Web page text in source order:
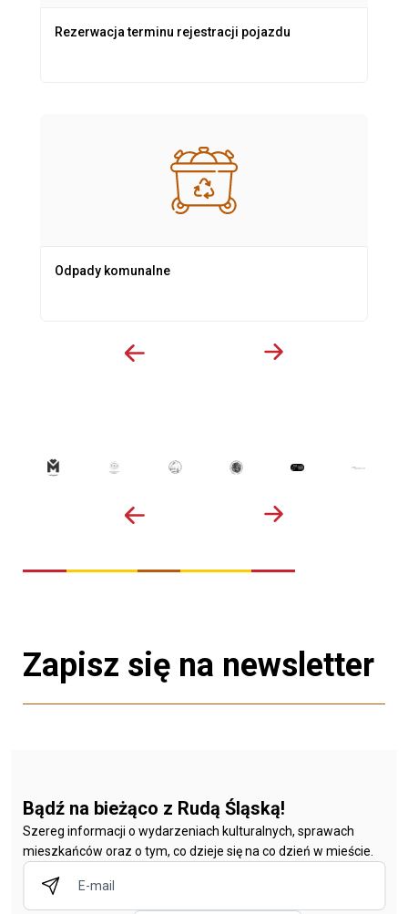
Rezerwacja terminu rejestracji pojazdu
Odpady komunalne
Zapisz się na newsletter
Bądź na bieżąco z Rudą Śląską!
Szereg informacji o wydarzeniach kulturalnych, sprawach
mieszkańców oraz o tym, co dzieje się na co dzień w mieście.